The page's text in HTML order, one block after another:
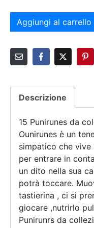
Aggiungi al carrello
Descrizione
15 Punirunes da
Ounirunes è un
simpatico che vive
per entrare in
un dito nella sua
potrà toccare.
tastierina , ci si
giocare ,nutrirlo
Punirunrs da